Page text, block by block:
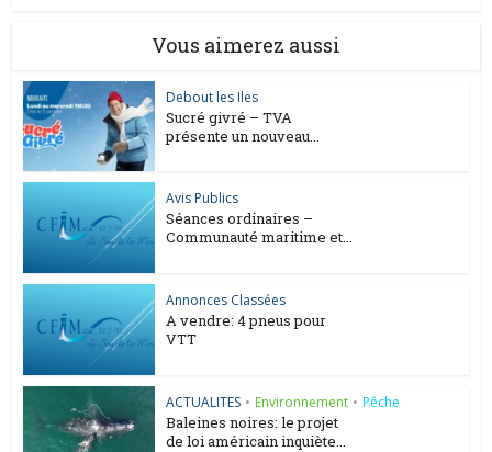
Vous aimerez aussi
Debout les Iles
Sucré givré – TVA
présente un nouveau...
Avis Publics
Séances ordinaires –
Communauté maritime et...
Annonces Classées
A vendre: 4 pneus pour
VTT
ACTUALITES • Environnement • Pêche
Baleines noires: le projet
de loi américain inquiète...